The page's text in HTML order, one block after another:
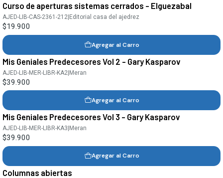
Curso de aperturas sistemas cerrados - Elguezabal
AJED-LIB-CAS-2361-212 Editorial casa del ajedrez
$19.900
Agregar al Carro
Mis Geniales Predecesores Vol 2 - Gary Kasparov
AJED-LIB-MER-LIBR-KA2|Meran
$39.900
Agregar al Carro
Mis Geniales Predecesores Vol 3 - Gary Kasparov
AJED-LIB-MER-LIBR-KA3 Meran
$39.900
Agregar al Carro
Columnas abiertas